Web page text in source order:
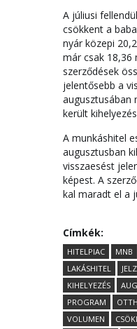
A júliusi
csökkent a
nyár közepi
már csak
szerződések
jelentősebb a
augusztusában
került
A munkáshitel
augusztusban
visszaesést
képest. A
kal maradt el a
Címkék:
HITELPIAC MNB
LAKÁSHITEL
KIHELYEZÉS
PROGRAM
VOLUMEN